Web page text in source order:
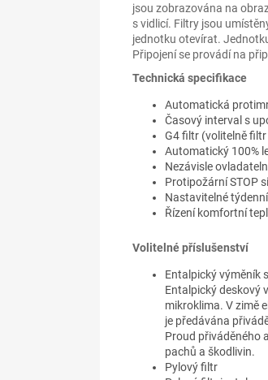
jsou zobrazována na
s vidlicí. Filtry jsou
jednotku otevírat.
Připojení se provádí na
Technická specifikace
Automatická
Časový interval s
G4 filtr (volitelně filtr
Automatický 100%
Nezávisle
Protipožární STOP
Nastavitelné
Řízení komfortní
Volitelné příslušenství
Entalpický výměník
Entalpický deskový
mikroklima. V zimě
je předávána
Proud přiváděného
pachů a škodlivin.
Pylový filtr